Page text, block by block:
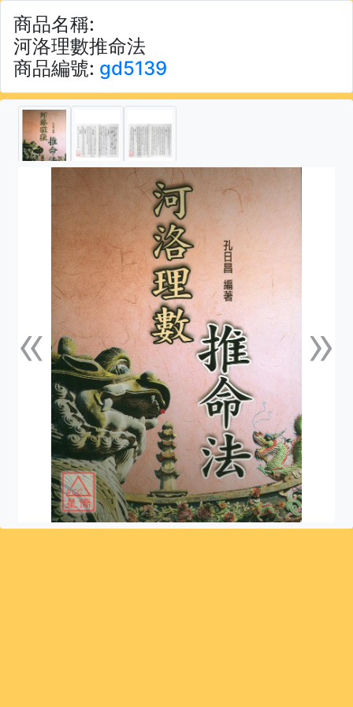
商品名稱:
河洛理數推命法
商品編號: gd5139
«上一張 »下一